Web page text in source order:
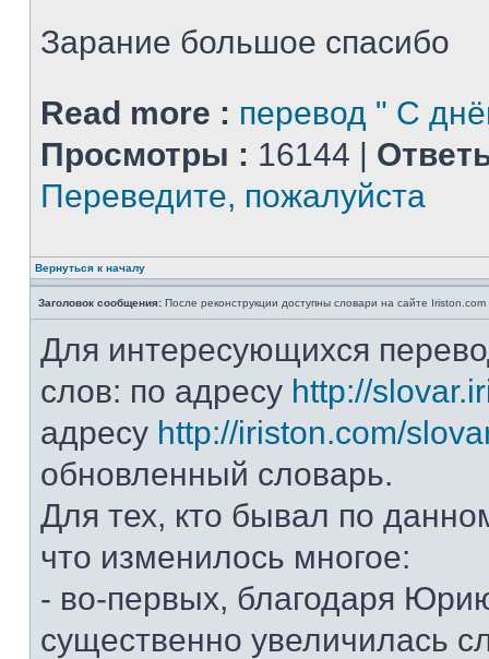
Зарание большое спасибо
Read more : перевод " С
Просмотры : 16144 |
Переведите, пожалуйста
Вернуться к началу
Заголовок сообщения: После реконструкции доступны словари на сайте Iriston.com
Для интересующихся
слов: по адресу http://
адресу http://iriston.com/
обновленный словарь.
Для тех, кто бывал по
что изменилось многое:
- во-первых, благодаря
существенно увеличилась